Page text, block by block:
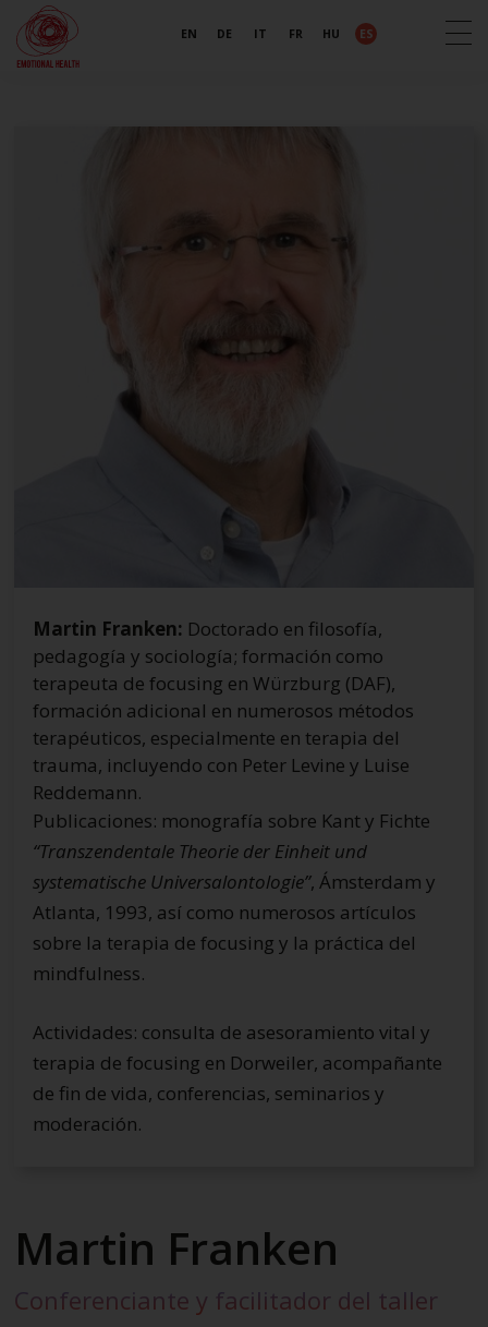
EN DE IT FR HU ES
Martin Franken: Doctorado en filosofía,
pedagogía y sociología; formación como
terapeuta de focusing en Würzburg (DAF),
formación adicional en numerosos métodos
terapéuticos, especialmente en terapia del
trauma, incluyendo con Peter Levine y Luise
Reddemann.
Publicaciones: monografía sobre Kant y Fichte
“Transzendentale Theorie der Einheit und
systematische Universalontologie”, Ámsterdam y
Atlanta, 1993, así como numerosos artículos
sobre la terapia de focusing y la práctica del
mindfulness.
Actividades: consulta de asesoramiento vital y
terapia de focusing en Dorweiler, acompañante
de fin de vida, conferencias, seminarios y
moderación.
Martin Franken
Conferenciante y facilitador del taller